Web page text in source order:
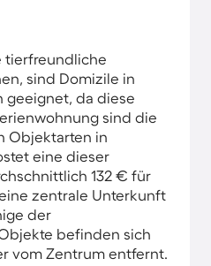
tierfreundliche
sind Domizile in
geeignet, da diese
sind die
Objektarten in
eine dieser
132 € für
zentrale Unterkunft
der
befinden sich
vom Zentrum entfernt.